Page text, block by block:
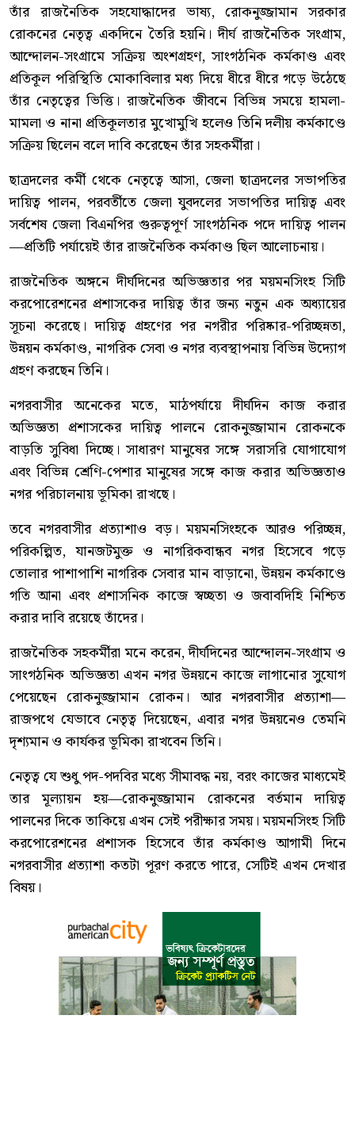
তাঁর রাজনৈতিক সহযোদ্ধাদের ভাষ্য, রোকনুজ্জামান সরকার
রোকনের নেতৃত্ব একদিনে তৈরি হয়নি। দীর্ঘ রাজনৈতিক সংগ্রাম,
আন্দোলন-সংগ্রামে সক্রিয় অংশগ্রহণ, সাংগঠনিক কর্মকাণ্ড এবং
প্রতিকূল পরিস্থিতি মোকাবিলার মধ্য দিয়ে ধীরে ধীরে গড়ে উঠেছে
তাঁর নেতৃত্বের ভিত্তি। রাজনৈতিক জীবনে বিভিন্ন সময়ে হামলা-
মামলা ও নানা প্রতিকূলতার মুখোমুখি হলেও তিনি দলীয় কর্মকাণ্ডে
সক্রিয় ছিলেন বলে দাবি করেছেন তাঁর সহকর্মীরা।
ছাত্রদলের কর্মী থেকে নেতৃত্বে আসা, জেলা ছাত্রদলের সভাপতির
দায়িত্ব পালন, পরবর্তীতে জেলা যুবদলের সভাপতির দায়িত্ব এবং
সর্বশেষ জেলা বিএনপির গুরুত্বপূর্ণ সাংগঠনিক পদে দায়িত্ব পালন
—প্রতিটি পর্যায়েই তাঁর রাজনৈতিক কর্মকাণ্ড ছিল আলোচনায়।
রাজনৈতিক অঙ্গনে দীর্ঘদিনের অভিজ্ঞতার পর ময়মনসিংহ সিটি
করপোরেশনের প্রশাসকের দায়িত্ব তাঁর জন্য নতুন এক অধ্যায়ের
সূচনা করেছে। দায়িত্ব গ্রহণের পর নগরীর পরিষ্কার-পরিচ্ছন্নতা,
উন্নয়ন কর্মকাণ্ড, নাগরিক সেবা ও নগর ব্যবস্থাপনায় বিভিন্ন উদ্যোগ
গ্রহণ করছেন তিনি।
নগরবাসীর অনেকের মতে, মাঠপর্যায়ে দীর্ঘদিন কাজ করার
অভিজ্ঞতা প্রশাসকের দায়িত্ব পালনে রোকনুজ্জামান রোকনকে
বাড়তি সুবিধা দিচ্ছে। সাধারণ মানুষের সঙ্গে সরাসরি যোগাযোগ
এবং বিভিন্ন শ্রেণি-পেশার মানুষের সঙ্গে কাজ করার অভিজ্ঞতাও
নগর পরিচালনায় ভূমিকা রাখছে।
তবে নগরবাসীর প্রত্যাশাও বড়। ময়মনসিংহকে আরও পরিচ্ছন্ন,
পরিকল্পিত, যানজটমুক্ত ও নাগরিকবান্ধব নগর হিসেবে গড়ে
তোলার পাশাপাশি নাগরিক সেবার মান বাড়ানো, উন্নয়ন কর্মকাণ্ডে
গতি আনা এবং প্রশাসনিক কাজে স্বচ্ছতা ও জবাবদিহি নিশ্চিত
করার দাবি রয়েছে তাঁদের।
রাজনৈতিক সহকর্মীরা মনে করেন, দীর্ঘদিনের আন্দোলন-সংগ্রাম ও
সাংগঠনিক অভিজ্ঞতা এখন নগর উন্নয়নে কাজে লাগানোর সুযোগ
পেয়েছেন রোকনুজ্জামান রোকন। আর নগরবাসীর প্রত্যাশা—
রাজপথে যেভাবে নেতৃত্ব দিয়েছেন, এবার নগর উন্নয়নেও তেমনি
দৃশ্যমান ও কার্যকর ভূমিকা রাখবেন তিনি।
নেতৃত্ব যে শুধু পদ-পদবির মধ্যে সীমাবদ্ধ নয়, বরং কাজের মাধ্যমেই
তার মূল্যায়ন হয়—রোকনুজ্জামান রোকনের বর্তমান দায়িত্ব
পালনের দিকে তাকিয়ে এখন সেই পরীক্ষার সময়। ময়মনসিংহ সিটি
করপোরেশনের প্রশাসক হিসেবে তাঁর কর্মকাণ্ড আগামী দিনে
নগরবাসীর প্রত্যাশা কতটা পূরণ করতে পারে, সেটিই এখন দেখার
বিষয়।